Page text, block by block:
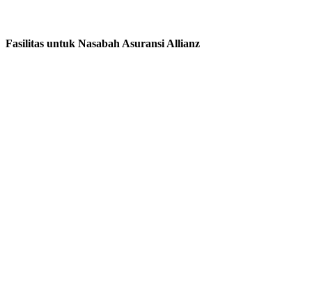
Fasilitas untuk Nasabah Asuransi Allianz